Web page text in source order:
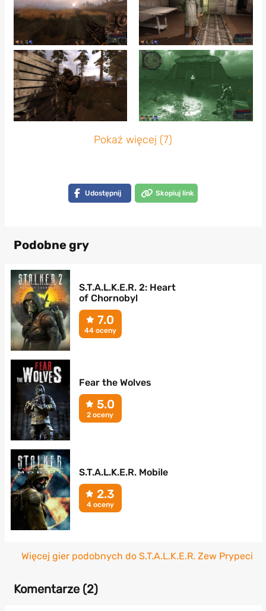
Pokaż więcej (7)
Udostępnij Skopiuj link
Podobne gry
S.T.A.L.K.E.R. 2: Heart
of Chornobyl
7.0
44 oceny
Fear the Wolves
5.0
2 oceny
S.T.A.L.K.E.R. Mobile
2.3
4 oceny
Więcej gier podobnych do S.T.A.L.K.E.R. Zew Prypeci
Komentarze (2)